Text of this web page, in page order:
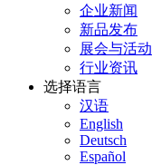
企业新闻
新品发布
展会与活动
行业资讯
选择语言
汉语
English
Deutsch
Español